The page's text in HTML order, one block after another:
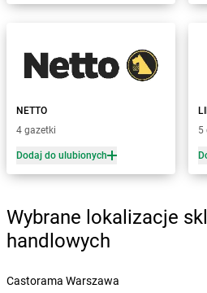
Żabka Boguchwałowice
Żabka Boguszyce
Żabka Bohater
Żabka Bojszowy
Żabka Bolechowo
Żabka Bolęcin
Żabka
Bolewice
Żabka Bolków
Żabka Bolszewo
Żabka Borawe
NETTO
4 gazetki
Dodaj do ulubionych
5
Wybrane lokalizacje
handlowych
Castorama Warszawa